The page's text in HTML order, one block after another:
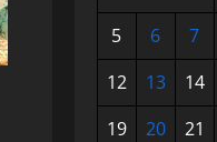
5 6
7
12
13
14
19
20
21